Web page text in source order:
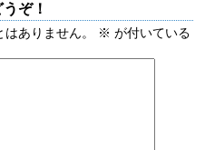
ぞ！
ありません。 ※ が付いている